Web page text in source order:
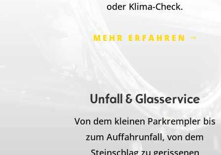
oder Klima-Check.
MEHR ERFAHREN
Unfall & Glasservice
Von dem kleinen Parkrempler bis
zum Auffahrunfall, von dem
Steinschlag zu gerissenen